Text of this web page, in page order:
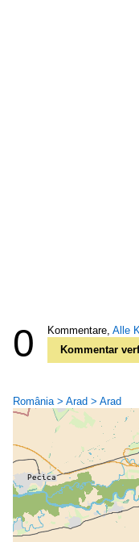
0 Kommentare, Alle
Kommentar
România > Arad > Arad